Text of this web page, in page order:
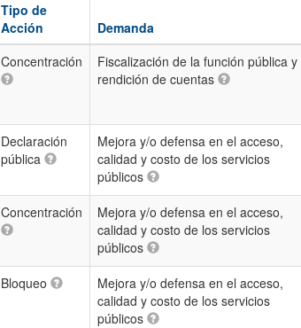
Tipo de
Acción
Demanda
Concentración
Fiscalización de la función pública y
rendición de cuentas
Declaración
pública
Mejora y/o defensa en el acceso,
calidad y costo de los servicios
públicos
Concentración
Mejora y/o defensa en el acceso,
calidad y costo de los servicios
públicos
Bloqueo
Mejora y/o defensa en el acceso,
calidad y costo de los servicios
públicos